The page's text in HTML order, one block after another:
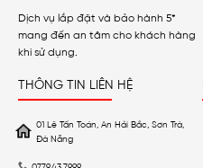
Dịch vụ lắp đặt và bảo hành 5*
mang đến an tâm cho khách hàng
khi sử dụng.
THÔNG TIN LIÊN HỆ
01 Lê Tấn Toán, An Hải Bắc, Sơn Trà,
Đà Nẵng